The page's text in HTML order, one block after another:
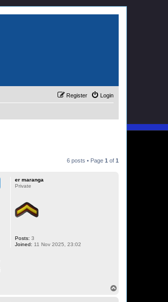
Login
Register
6 posts • Page 1 of 1
er maranga
Private
Posts: 3
Joined: 11 Nov 2025, 23:02